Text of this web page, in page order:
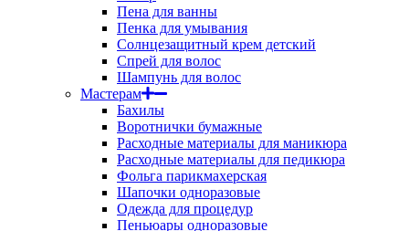
Пена для ванны
Пенка для умывания
Солнцезащитный крем детский
Спрей для волос
Шампунь для волос
Мастерам
Бахилы
Воротнички бумажные
Расходные материалы для маникюра
Расходные материалы для педикюра
Фольга парикмахерская
Шапочки одноразовые
Одежда для процедур
Пеньюары одноразовые